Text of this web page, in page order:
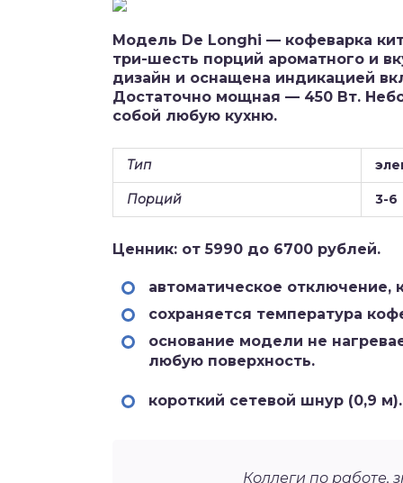
Модель De Longhi — кофеварка
три-шесть порций ароматного и
дизайн и оснащена индикацией
Достаточно мощная — 450 Вт.
собой любую кухню.
Тип
Порций 3-6
Ценник: от 5990 до 6700 рублей.
автоматическое отключение,
сохраняется температура
основание модели не
любую поверхность.
короткий сетевой шнур (0,9 м).
Коллеги по работе,